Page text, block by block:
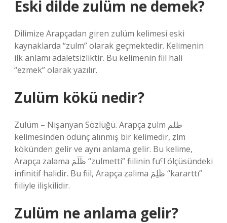
Eski dilde zulüm ne demek?
Dilimize Arapçadan giren zulüm kelimesi eski
kaynaklarda “zulm” olarak geçmektedir. Kelimenin
ilk anlamı adaletsizliktir. Bu kelimenin fiil hali
“ezmek” olarak yazılır.
Zulüm kökü nedir?
Zulüm – Nişanyan Sözlüğü. Arapça ẓulm ظلم
kelimesinden ödünç alınmış bir kelimedir, ẓlm
kökünden gelir ve aynı anlama gelir. Bu kelime,
Arapça ẓalama ظَلَمَ “zulmetti” fiilinin fuˁl ölçüsündeki
infinitif halidir. Bu fiil, Arapça ẓalima ظَلِمَ “kararttı”
fiiliyle ilişkilidir.
Zulüm ne anlama gelir?